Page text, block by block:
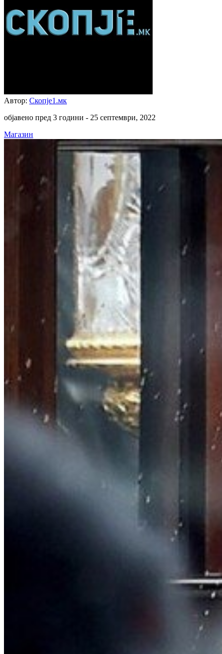
Автор: Скопје1.мк
објавено пред 3 години - 25 септември, 2022
Магазин